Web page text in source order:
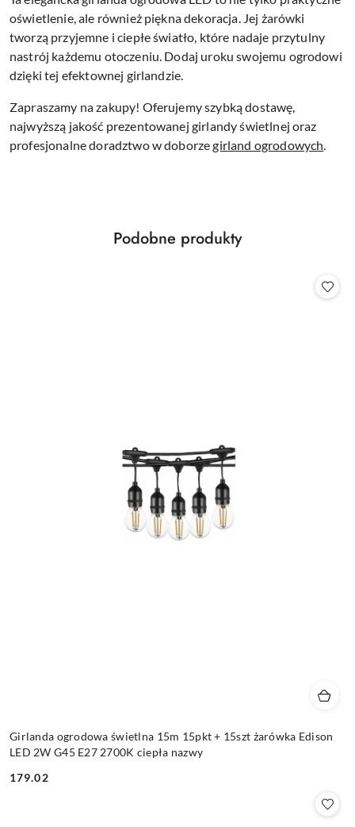
oświetlenie, ale również piękna dekoracja. Jej żarówki
tworzą przyjemne i ciepłe światło, które nadaje przytulny
nastrój każdemu otoczeniu. Dodaj uroku swojemu ogrodowi
dzięki tej efektownej girlandzie.
Zapraszamy na zakupy! Oferujemy szybką dostawę,
najwyższą jakość prezentowanej girlandy świetlnej oraz
profesjonalne doradztwo w doborzegirland ogrodowych.
Pomiń karuzelę produktów
Produkty
Podobne produkty
Girlanda ogrodowa świetlna 15m 15pkt + 15szt żarówka Edison
LED 2W G45 E27 2700K ciepła nazwy
Cena:
179.02